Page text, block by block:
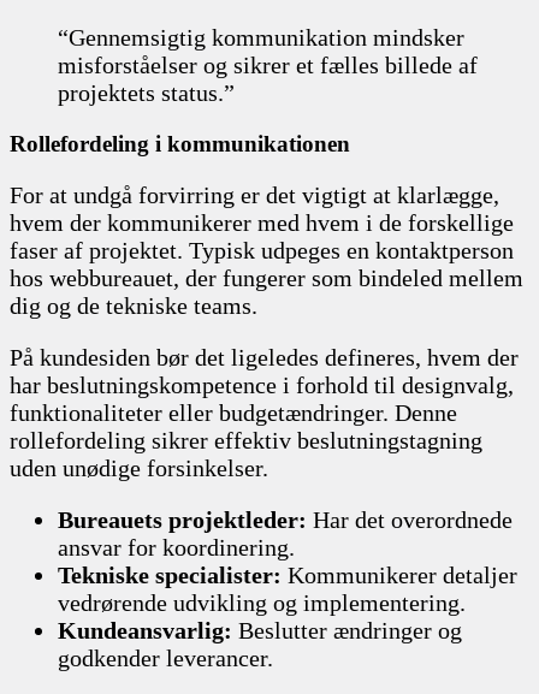
“Gennemsigtig kommunikation mindsker
misforståelser og sikrer et fælles billede af
projektets status.”
Rollefordeling i kommunikationen
For at undgå forvirring er det vigtigt at klarlægge,
hvem der kommunikerer med hvem i de forskellige
faser af projektet. Typisk udpeges en kontaktperson
hos webbureauet, der fungerer som bindeled mellem
dig og de tekniske teams.
På kundesiden bør det ligeledes defineres, hvem der
har beslutningskompetence i forhold til designvalg,
funktionaliteter eller budgetændringer. Denne
rollefordeling sikrer effektiv beslutningstagning
uden unødige forsinkelser.
Bureauets projektleder: Har det overordnede
ansvar for koordinering.
Tekniske specialister: Kommunikerer detaljer
vedrørende udvikling og implementering.
Kundeansvarlig: Beslutter ændringer og
godkender leverancer.